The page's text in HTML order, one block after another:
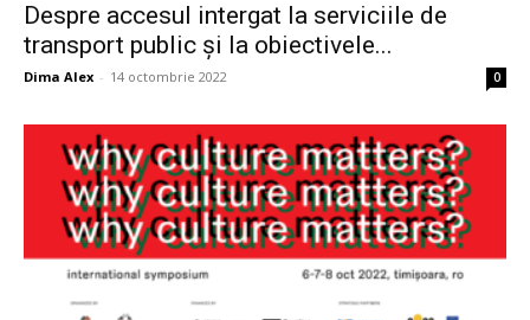
Despre accesul intergat la serviciile de
transport public și la obiectivele...
Dima Alex - 14 octombrie 2022 0